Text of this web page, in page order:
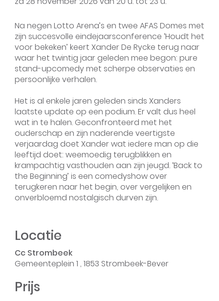
Na negen Lotto Arena’s en twee AFAS Domes met
zijn succesvolle eindejaarsconference ‘Houdt het
voor bekeken’ keert Xander De Rycke terug naar
waar het twintig jaar geleden mee begon: pure
stand-upcomedy met scherpe observaties en
persoonlijke verhalen.
Het is al enkele jaren geleden sinds Xanders
laatste update op een podium. Er valt dus heel
wat in te halen. Geconfronteerd met het
ouderschap en zijn naderende veertigste
verjaardag doet Xander wat iedere man op die
leeftijd doet: weemoedig terugblikken en
krampachtig vasthouden aan zijn jeugd. ‘Back to
the Beginning’ is een comedyshow over
terugkeren naar het begin, over vergelijken en
onverbloemd nostalgisch durven zijn.
Locatie
Cc Strombeek
Gemeenteplein 1 , 1853 Strombeek-Bever
Prijs